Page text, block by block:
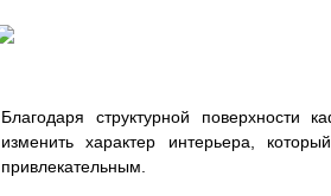
Благодаря структурной
изменить характер интерьера,
привлекательным.